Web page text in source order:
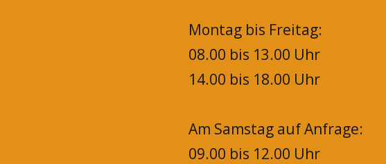
Montag bis Freitag:
08.00 bis 13.00 Uhr
14.00 bis 18.00 Uhr
Am Samstag auf Anfrage:
09.00 bis 12.00 Uhr